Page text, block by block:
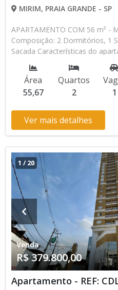
MIRIM, PRAIA GRANDE - SP
APARTAMENTO COM 56 m² -
Composição: 2 Dormitórios, 1
Sacada Características do
Elevador de Serviço,
Salão de Festas, Espaço
Aceita Financiamento
podem ser alterados sem
Área
55,67
Quartos
2
1
Ver mais detalhes
1 /20
Venda
R$ 379.800,00
Apartamento - REF: